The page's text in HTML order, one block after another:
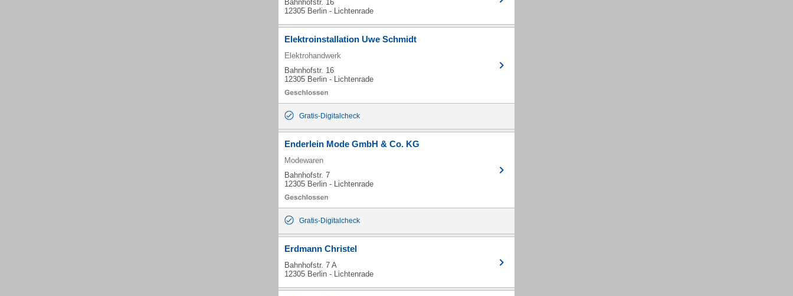
Bahnhofstr. 16
12305 Berlin - Lichtenrade
Elektroinstallation Uwe Schmidt
Elektrohandwerk
Bahnhofstr. 16
12305 Berlin - Lichtenrade
Gratis-Digitalcheck
Enderlein Mode GmbH & Co. KG
Modewaren
Bahnhofstr. 7
12305 Berlin - Lichtenrade
Gratis-Digitalcheck
Erdmann Christel
Bahnhofstr. 7 A
12305 Berlin - Lichtenrade